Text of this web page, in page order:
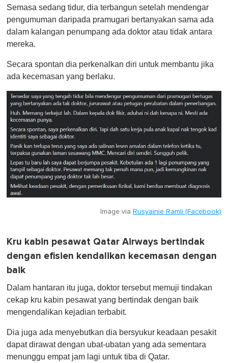
u
e
,
Semasa sedang tidur, dia terbangun setelah mendengar
pengumuman daripada pramugari bertanyakan sama ada
dalam kalangan penumpang ada doktor atau tidak antara
mereka.
Secara spontan dia perkenalkan diri untuk membantu jika
ada kecemasan yang berlaku.
Image via Rusyainie Ramli (Facebook)
Kru kabin pesawat Qatar Airways bertindak
dengan efisien kendalikan kecemasan dengan
baik
Dalam hantaran itu juga, doktor tersebut memuji tindakan
cekap kru kabin pesawat yang bertindak dengan baik
mengendalikan kejadian terbabit.
Dia juga ada menyebutkan dia bersyukur keadaan pesakit
dapat dirawat dengan ubat-ubatan yang ada sementara
menunggu empat jam lagi untuk tiba di Qatar.